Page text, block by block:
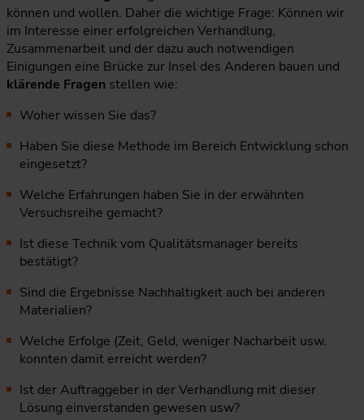
können und wollen. Daher die wichtige Frage: Können wir
im Interesse einer erfolgreichen Verhandlung,
Zusammenarbeit und der dazu auch notwendigen
Einigungen eine Brücke zur Insel des Anderen bauen und
klärende Fragen stellen wie:
Woher wissen Sie das?
Haben Sie diese Methode im Bereich Entwicklung schon
eingesetzt?
Welche Erfahrungen haben Sie in der erwähnten
Versuchsreihe gemacht?
Ist diese Technik vom Qualitätsmanager bereits
bestätigt?
Sind die Ergebnisse Nachhaltigkeit auch bei anderen
Materialien?
Welche Erfolge (Zeit, Geld, weniger Nacharbeit usw.
konnten damit erreicht werden?
Ist der Auftraggeber in der Verhandlung mit dieser
Lösung einverstanden gewesen usw?